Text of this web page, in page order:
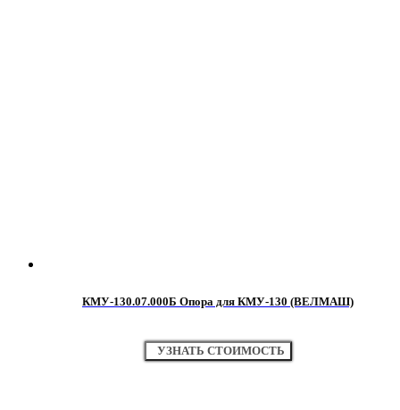
КМУ-130.07.000Б Опора для КМУ-130 (ВЕЛМАШ)
УЗНАТЬ СТОИМОСТЬ